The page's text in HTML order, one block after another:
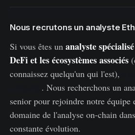
Nous recrutons un analyste
Si vous êtes un analyste
DeFi et les écosystèmes associés
connaissez quelqu'un qui l'est),
. Nous recherchons un
senior pour rejoindre notre équipe
domaine de l'analyse on-chain
constante évolution.